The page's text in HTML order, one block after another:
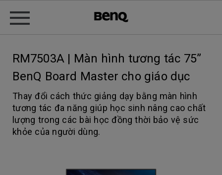
RM7503A | Màn hình tương tác 75”
BenQ Board Master cho giáo dục
Thay đổi cách thức giảng dạy bằng màn hình
tương tác đa năng giúp học sinh nâng cao chất
lượng trong các bài học đồng thời bảo vệ sức
khỏe của người dùng.